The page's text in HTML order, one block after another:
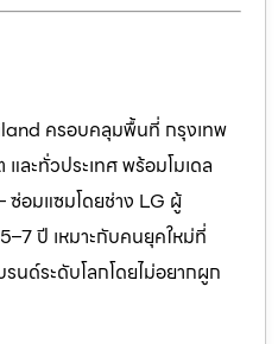
ครอบคลุมพื้นที่ กรุงเทพ
และทั่วประเทศ พร้อมโมเดล
ซ่อมแซมโดยช่าง LG ผู้
ปี เหมาะกับคนยุคใหม่ที่
นด์ระดับโลกโดยไม่อยากผูก